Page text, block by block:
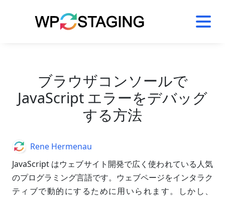
ブラウザコンソールで
JavaScript エラーをデバッグ
する方法
JavaScript はウェブサイト開発で広く使われている人気
のプログラミング言語です。ウェブページをインタラク
ティブで動的にするために用いられます。しかし、
AuthorRene Hermenau